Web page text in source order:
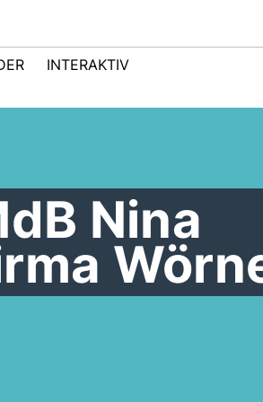
INTERAKTIV
Nina